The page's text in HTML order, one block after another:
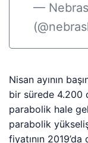
—
Nisan ayının
bir sürede 4.200
parabolik hale
parabolik
fiyatının